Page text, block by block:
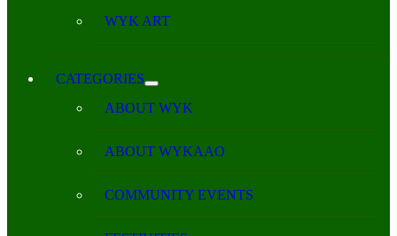
WYK ART
CATEGORIES
ABOUT WYK
ABOUT WYKAAO
COMMUNITY EVENTS